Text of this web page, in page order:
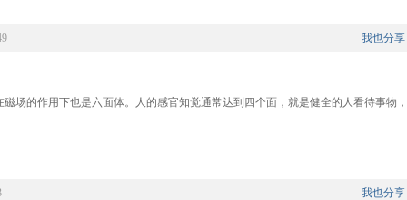
我也分享
场的作用下也是六面体。人的感官知觉通常达到四个面，就是健全的人看待事物
我也分享